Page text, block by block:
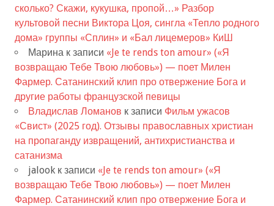
сколько? Скажи, кукушка, пропой…» Разбор
культовой песни Виктора Цоя, сингла «Тепло родного
дома» группы «Сплин» и «Бал лицемеров» КиШ
Марина к записи «Je te rends ton amour» («Я
возвращаю Тебе Твою любовь») — поет Милен
Фармер. Сатанинский клип про отвержение Бога и
другие работы французской певицы
Владислав Ломанов к записи Фильм ужасов
«Свист» (2025 год). Отзывы православных христиан
на пропаганду извращений, антихристианства и
сатанизма
jalook к записи «Je te rends ton amour» («Я
возвращаю Тебе Твою любовь») — поет Милен
Фармер. Сатанинский клип про отвержение Бога и